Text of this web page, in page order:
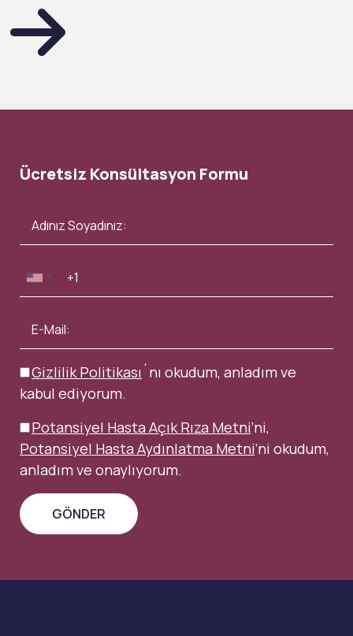
Ücretsiz Konsültasyon Formu
Gizlilik Politikası ´nı okudum, anladım ve
kabul ediyorum.
Potansiyel Hasta Açık Rıza Metni’ni,
Potansiyel Hasta Aydınlatma Metni’ni okudum,
anladım ve onaylıyorum.